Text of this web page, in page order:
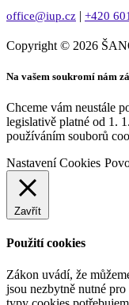
office@iup.cz | +420
Copyright © 2026
Na vašem soukromí nám
Chceme vám neustále
legislativě platné od 1.
používáním souborů
Nastavení Cookies
Zavřít
Použití cookies
Zákon uvádí, že
jsou nezbytně nutné